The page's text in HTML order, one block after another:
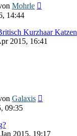
Mohrle
14:44
Kurzhaar Katzen
2015, 16:41
Galaxis
09:35
2015, 19:17